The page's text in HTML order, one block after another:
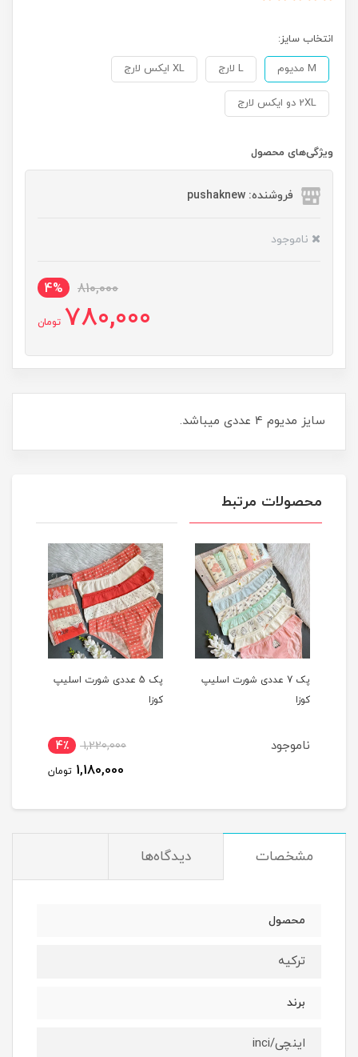
انتخاب سایز:
M مدیوم L لارج XL ایکس لارج
2XL دو ایکس لارج
ویژگی‌های محصول
فروشنده: pushaknew
ناموجود
810,000
4%
780,000 تومان
سایز مدیوم 4 عددی میباشد.
محصولات مرتبط
پک 7 عددی شورت اسلیپ
کوزا
ناموجود
پک 5 عددی شورت اسلیپ
کوزا
1,220,000 4٪
1,180,000 تومان
مشخصات دیدگاه‌ها
محصول
ترکیه
برند
اینچی/inci